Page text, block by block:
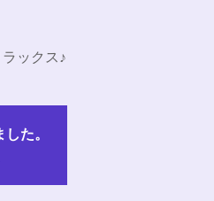
ックス♪
た。